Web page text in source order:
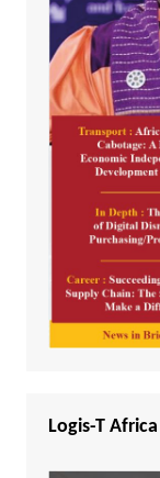
Logis-T